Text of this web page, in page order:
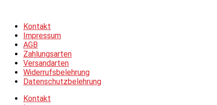
Kontakt
Impressum
AGB
Zahlungsarten
Versandarten
Widerrufsbelehrung
Datenschutzbelehrung
Kontakt